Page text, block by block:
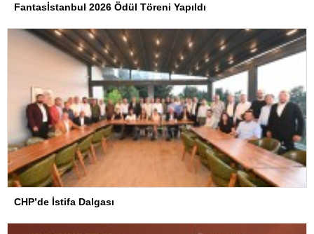
Fantasİstanbul 2026 Ödül Töreni Yapıldı
CHP’de İstifa Dalgası